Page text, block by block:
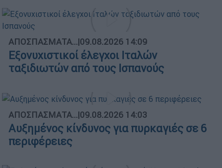
ΑΠΟΣΠΑΣΜΑΤΑ...|09.08.2026 14:09
Εξονυχιστικοί έλεγχοι Ιταλών
ταξιδιωτών από τους Ισπανούς
ΑΠΟΣΠΑΣΜΑΤΑ...|09.08.2026 14:03
Αυξημένος κίνδυνος για πυρκαγιές σε 6
περιφέρειες